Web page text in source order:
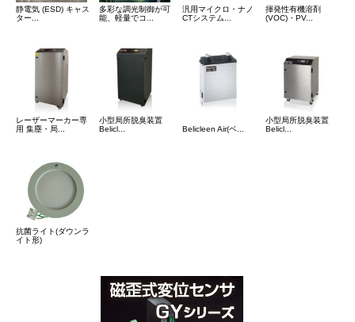
静電気 (ESD) キャス
ター...
多彩な調光制御が可
能、軽量でコ...
汎用マイクロ・ナノ
CTシステム...
揮発性有機溶剤
(VOC)・PV...
レーザーマーカー専
用 集塵・局...
小型局所脱臭装置
Belicl...
Belicleen Air(ベ...
小型局所脱臭装置
Belicl...
抗菌ライト(ダウンラ
イト形)